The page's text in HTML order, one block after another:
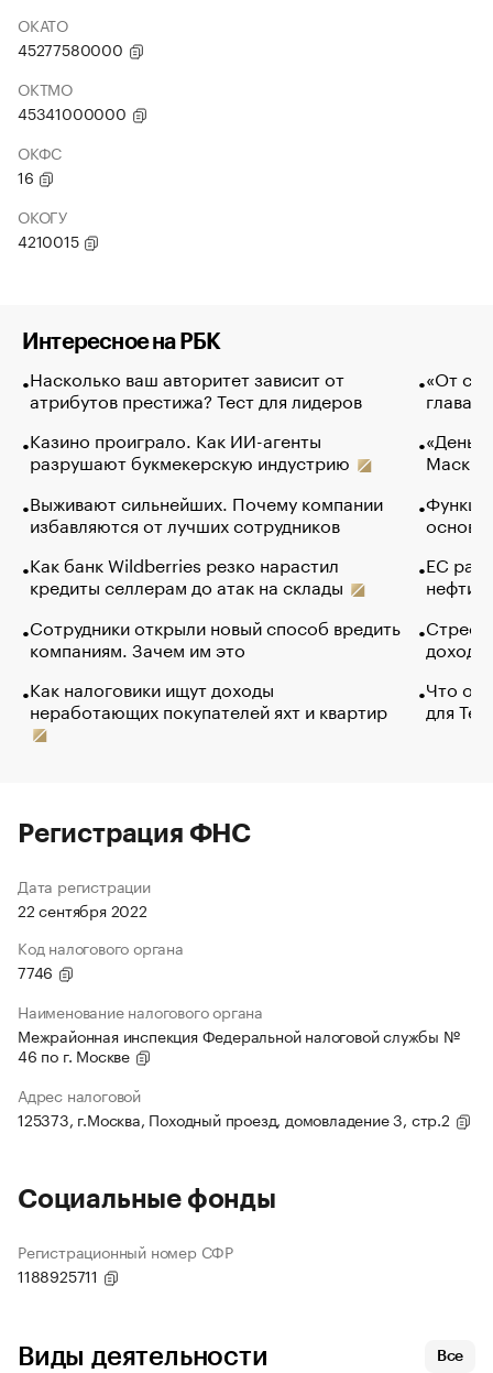
ОКАТО
45277580000
ОКТМО
45341000000
ОКФС
16
ОКОГУ
4210015
Интересное на РБК
Насколько ваш авторитет зависит от
атрибутов престижа? Тест для лидеров
Казино проиграло. Как ИИ-агенты
разрушают букмекерскую индустрию
Выживают сильнейших. Почему компании
избавляются от лучших сотрудников
Как банк Wildberries резко нарастил
кредиты селлерам до атак на склады
Сотрудники открыли новый способ вредить
компаниям. Зачем им это
Как налоговики ищут доходы
неработающих покупателей яхт и квартир
«От
глава
Маск в
основ
ЕС
нефти
Что
для
Регистрация ФНС
Дата регистрации
22 сентября 2022
Код налогового органа
7746
Наименование налогового органа
Межрайонная инспекция Федеральной налоговой службы №
46 по г. Москве
Адрес налоговой
125373, г.Москва, Походный проезд, домовладение 3, стр.2
Социальные фонды
Регистрационный номер СФР
1188925711
Виды деятельности Все